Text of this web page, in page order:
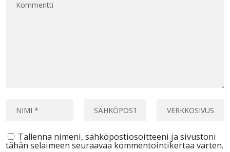
Tallenna nimeni, sähköpostiosoitteeni ja sivustoni
tähän selaimeen seuraavaa kommentointikertaa varten.